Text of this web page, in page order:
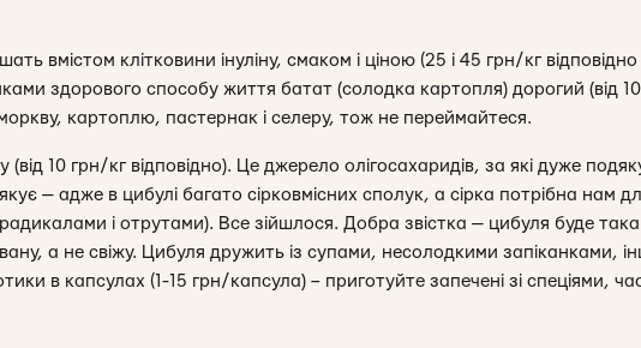
вмістом клітковини інуліну, смаком і ціною (25 і 45 грн/кг відповідно
здорового способу життя батат (солодка картопля) дорогий (від
картоплю, пастернак і селеру, тож не переймайтеся.
10 грн/кг відповідно). Це джерело олігосахаридів, за які дуже
— адже в цибулі багато сірковмісних сполук, а сірка потрібна нам
радикалами і отрутами). Все зійшлося. Добра звістка — цибуля буде
а не свіжу. Цибуля дружить із супами, несолодкими запіканками,
в капсулах (1-15 грн/капсула) – приготуйте запечені зі спеціями,